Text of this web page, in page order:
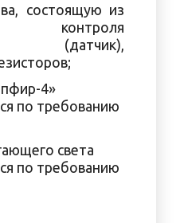
состоящую из
контроля
(датчик),
4»
по требованию
света
по требованию